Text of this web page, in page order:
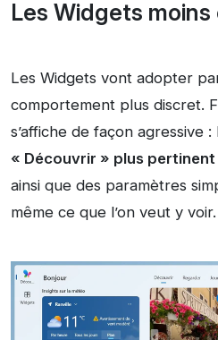
Les Widgets
Les Widgets vont adopter
comportement plus discret.
s’affiche de façon agressive
« Découvrir » plus
ainsi que des paramètres
même ce que l’on veut y voir.